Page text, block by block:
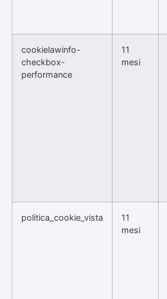
cookielawinfo-
checkbox-
performance
11
mesi
politica_cookie_vista
11
mesi